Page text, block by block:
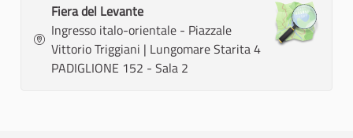
Fiera del Levante
Ingresso italo-orientale - Piazzale
Vittorio Triggiani | Lungomare Starita 4
PADIGLIONE 152 - Sala 2